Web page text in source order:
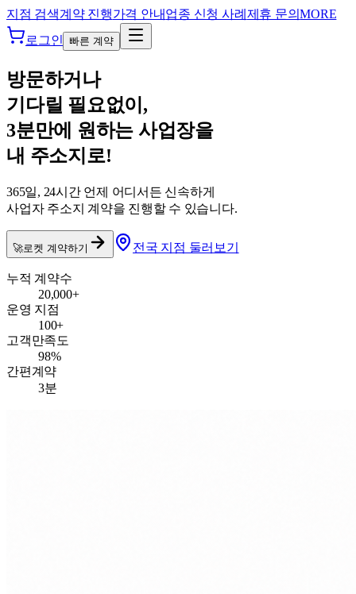
본문 바로가기
작심스페이스
지점 검색계약 진행가격 안내업종 신청 사례 제휴 문의MORE
로그인
빠른 계약
방문하거나
기다릴 필요없이,
3분만에
원하는 사업장을
내 주소지로!
365일, 24시간 언제 어디서든 신속하게
사업자 주소지 계약을 진행할 수 있습니다.
🚀로켓 계약하기 전국 지점 둘러보기
누적 계약수
20,000+
운영 지점
100+
고객만족도
98%
간편계약
3분